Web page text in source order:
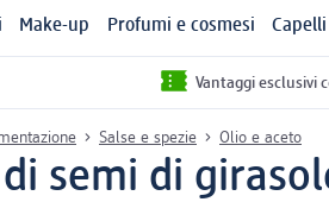
Make-up Profumi e cosmesi Capelli
Vantaggi esclusivi
Salse e spezie Olio e aceto
semi di